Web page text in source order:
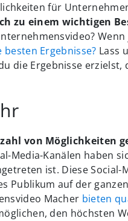
für
zu einem wichtigen
Wenn
Ergebnisse? Lass
die Ergebnisse erzielst,
von Möglichkeiten
Media-Kanälen haben
ist. Diese Social-
Publikum auf der
Macher bieten
den höchsten